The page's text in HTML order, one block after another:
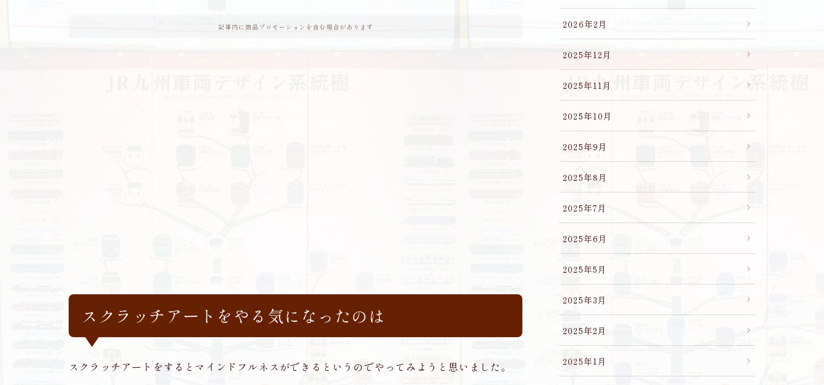
記事内に商品プロモーションを含む場合があります
スクラッチアートをやる気になったのは
スクラッチアートをするとマインドフルネスができるというのでやってみようと思いました。
2026年2月
2025年12月
2025年11月
2025年10月
2025年9月
2025年8月
2025年7月
2025年6月
2025年5月
2025年3月
2025年2月
2025年1月